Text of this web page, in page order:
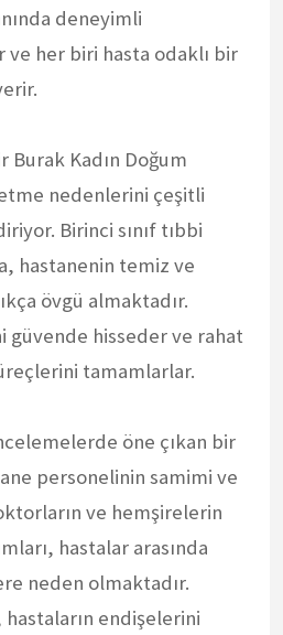
deneyimli
her biri hasta odaklı bir
Burak Kadın Doğum
nedenlerini çeşitli
Birinci sınıf tıbbi
hastanenin temiz ve
övgü almaktadır.
güvende hisseder ve rahat
tamamlarlar.
öne çıkan bir
personelinin samimi ve
ve hemşirelerin
hastalar arasında
neden olmaktadır.
hastaların endişelerini